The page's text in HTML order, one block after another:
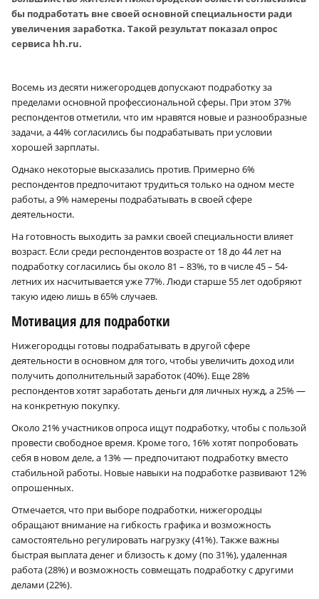
бы подработать вне своей основной специальности ради
увеличения заработка. Такой результат показал опрос
сервиса hh.ru.
Восемь из десяти нижегородцев допускают подработку за
пределами основной профессиональной сферы. При этом 37%
респондентов отметили, что им нравятся новые и разнообразные
задачи, а 44% согласились бы подрабатывать при условии
хорошей зарплаты.
Однако некоторые высказались против. Примерно 6%
респондентов предпочитают трудиться только на одном месте
работы, а 9% намерены подрабатывать в своей сфере
деятельности.
На готовность выходить за рамки своей специальности влияет
возраст. Если среди респондентов возрасте от 18 до 44 лет на
подработку согласились бы около 81 – 83%, то в числе 45 – 54-
летних их насчитывается уже 77%. Люди старше 55 лет одобряют
такую идею лишь в 65% случаев.
Мотивация для подработки
Нижегородцы готовы подрабатывать в другой сфере
деятельности в основном для того, чтобы увеличить доход или
получить дополнительный заработок (40%). Еще 28%
респондентов хотят заработать деньги для личных нужд, а 25% —
на конкретную покупку.
Около 21% участников опроса ищут подработку, чтобы с пользой
провести свободное время. Кроме того, 16% хотят попробовать
себя в новом деле, а 13% — предпочитают подработку вместо
стабильной работы. Новые навыки на подработке развивают 12%
опрошенных.
Отмечается, что при выборе подработки, нижегородцы
обращают внимание на гибкость графика и возможность
самостоятельно регулировать нагрузку (41%). Также важны
быстрая выплата денег и близость к дому (по 31%), удаленная
работа (28%) и возможность совмещать подработку с другими
делами (22%).